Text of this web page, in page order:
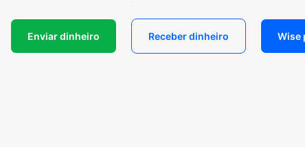
Enviar dinheiro Receber dinheiro Wise